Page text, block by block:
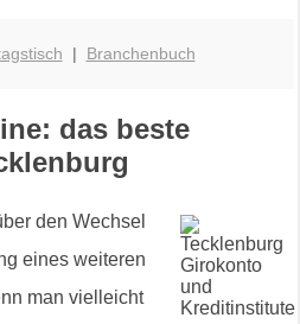
| Branchenbuch
das beste
den Wechsel
eines weiteren
man vielleicht